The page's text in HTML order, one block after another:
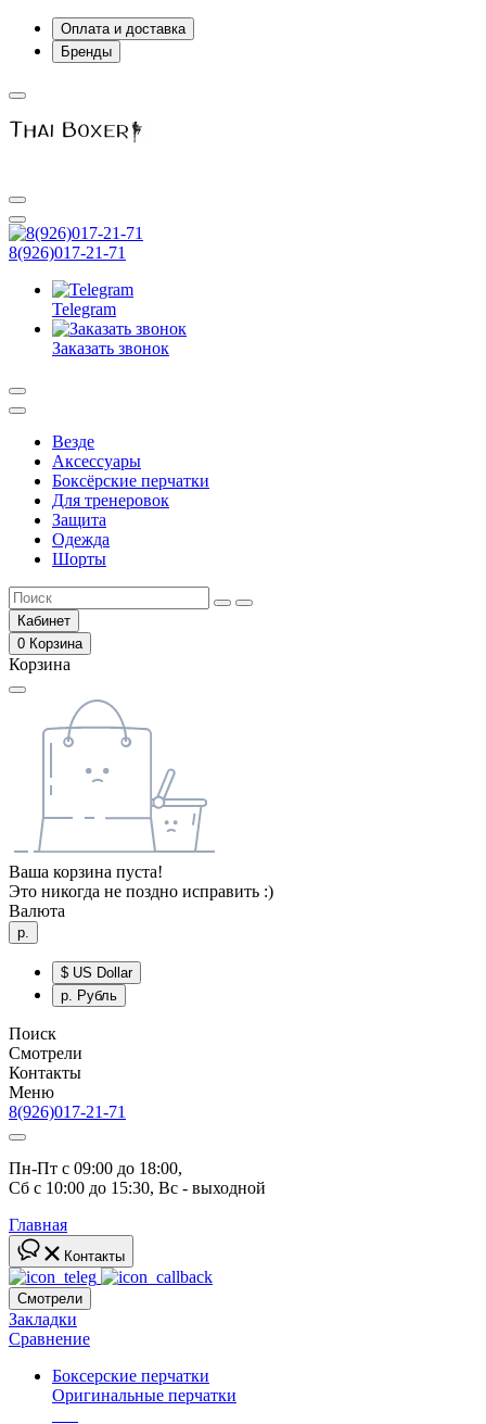
Оплата и доставка
Бренды
8(926)017-21-71
Telegram
Заказать звонок
Везде
Аксессуары
Боксёрские перчатки
Для тренеровок
Защита
Одежда
Шорты
Кабинет
0 Корзина
Корзина
Ваша корзина пуста!
Это никогда не поздно исправить :)
Валюта
р.
$ US Dollar
р. Рубль
Поиск
Смотрели
Контакты
Меню
8(926)017-21-71
Пн-Пт с 09:00 до 18:00,
Сб с 10:00 до 15:30, Вс - выходной
Главная
Контакты
Смотрели
Закладки
Сравнение
Боксерские перчатки
Оригинальные перчатки